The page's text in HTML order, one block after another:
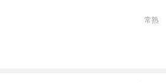
常熟